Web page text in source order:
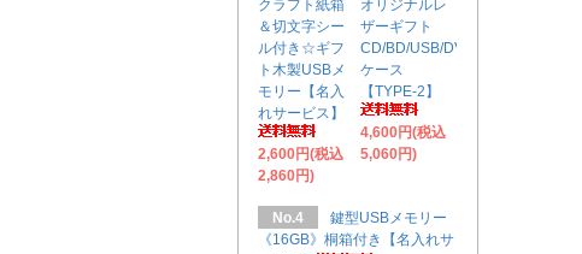
クラフト紙箱
＆切文字シー
ル付き☆ギフ
ト木製USBメ
モリー【名入
れサービス】
2,600円(税込
2,860円)
オリジナルレ
ザーギフト
CD/BD/USB/DVD
ケース
【TYPE-2】
4,600円(税込
5,060円)
No.4
鍵型USBメモリー
《16GB》桐箱付き【名入れサ